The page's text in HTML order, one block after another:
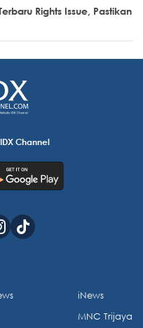
Rights Issue, Pastikan
Channel
iNews
MNC Trijaya